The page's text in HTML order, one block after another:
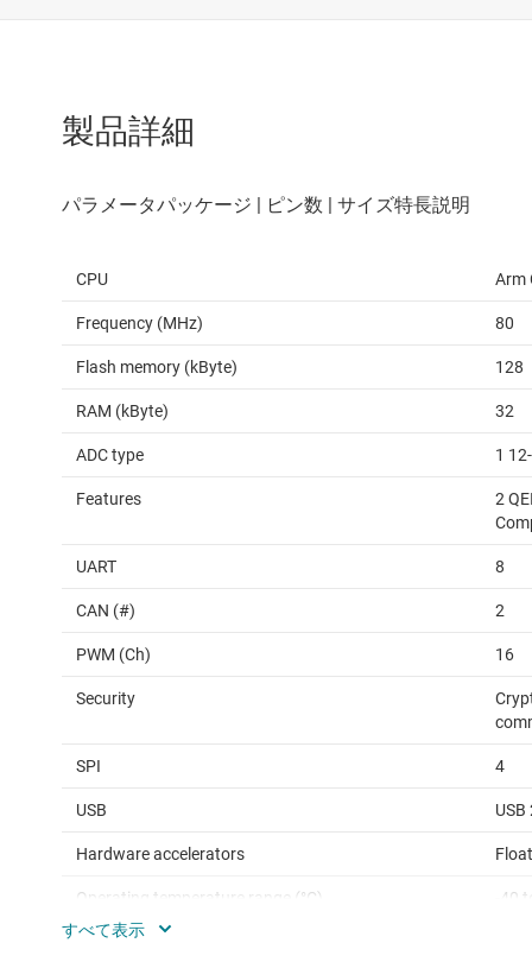
製品詳細
CPU Arm
Frequency (MHz) 80
Flash memory (kByte) 128
RAM (kByte) 32
ADC type 1
Features
2
UART 8
CAN (#) 2
PWM (Ch) 16
Security
SPI 4
USB USB
Hardware accelerators
Operating temperature range (°C) -40
Rating